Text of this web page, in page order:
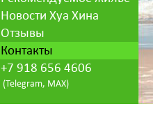
Новости Хуа Хина
Отзывы
Контакты
+7 918 656 4606
(Telegram, MAX)